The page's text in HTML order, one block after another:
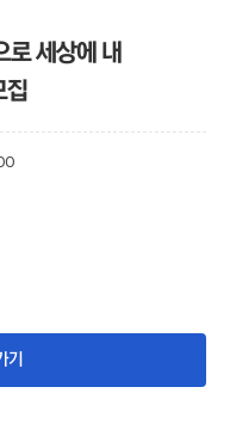
세상에 내
집
기